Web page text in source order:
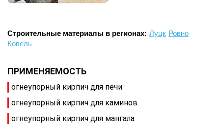
Строительные материалы в регионах: Луцк Ровно
Ковель
ПРИМЕНЯЕМОСТЬ
огнеупорный кирпич для печи
огнеупорный кирпич для каминов
огнеупорный кирпич для мангала